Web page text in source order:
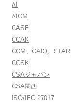
AI
AICM
CASB
CCAK
CCM、CAIQ、STAR
CCSK
CSAジャパン
CSA関西
ISO/IEC 27017